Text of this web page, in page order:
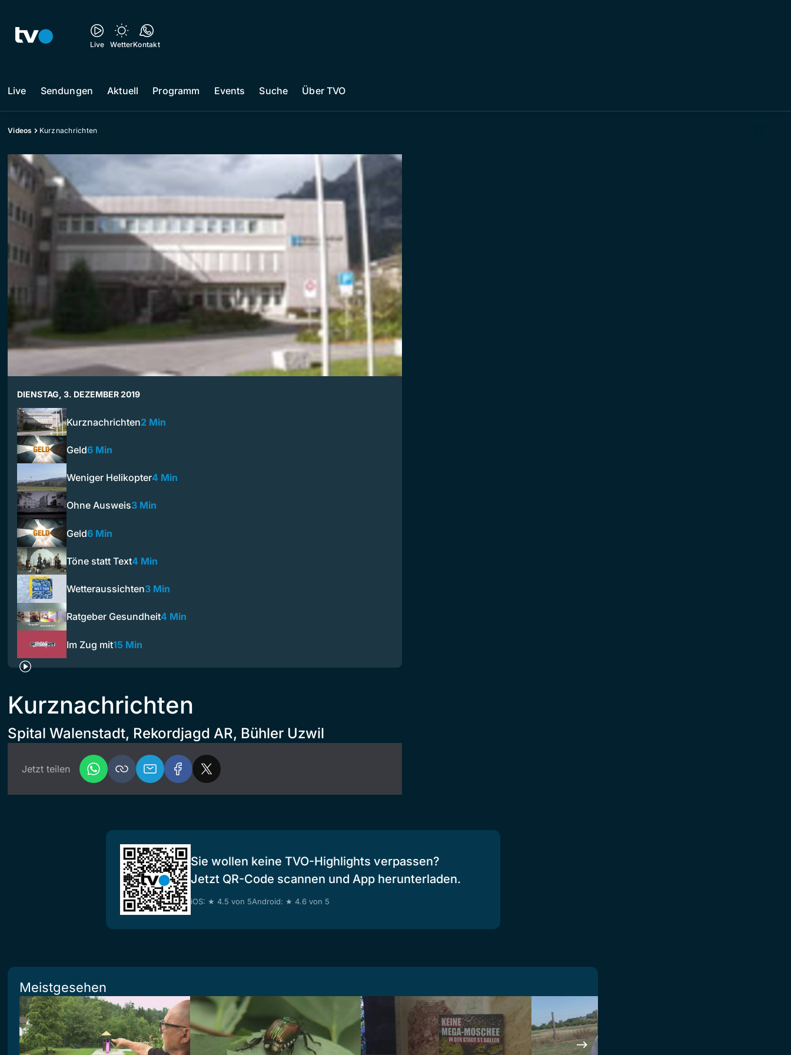
Live WetterKontakt
Live Sendungen Aktuell Programm Events Suche Über TVO
Videos Kurznachrichten
DIENSTAG, 3. DEZEMBER 2019
Kurznachrichten2 Min
Geld6 Min
Weniger Helikopter4 Min
Ohne Ausweis3 Min
Geld6 Min
Töne statt Text4 Min
Wetteraussichten3 Min
Ratgeber Gesundheit4 Min
Im Zug mit15 Min
Kurznachrichten
Spital Walenstadt, Rekordjagd AR, Bühler Uzwil
Jetzt teilen
Sie wollen keine TVO-Highlights verpassen?
Jetzt QR-Code scannen und App herunterladen.
iOS: ★ 4.5 von 5Android: ★ 4.6 von 5
Meistgesehen